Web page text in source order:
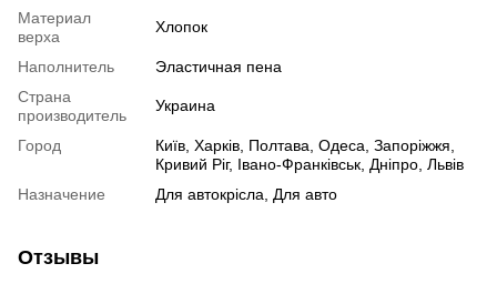
Материал
верха
Хлопок
Наполнитель
Эластичная пена
Страна
производитель
Украина
Город
Київ, Харків, Полтава, Одеса, Запоріжжя,
Кривий Ріг, Івано-Франківськ, Дніпро, Львів
Назначение
Для автокрісла, Для авто
Отзывы